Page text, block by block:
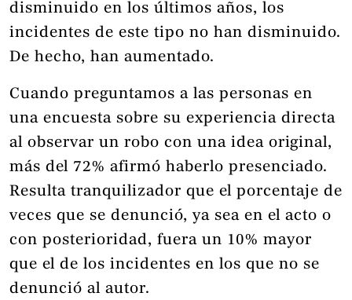
disminuido en los últimos años, los
incidentes de este tipo no han disminuido.
De hecho, han aumentado.
Cuando preguntamos a las personas en
una encuesta sobre su experiencia directa
al observar un robo con una idea original,
más del 72% afirmó haberlo presenciado.
Resulta tranquilizador que el porcentaje de
veces que se denunció, ya sea en el acto o
con posterioridad, fuera un 10% mayor
que el de los incidentes en los que no se
denunció al autor.